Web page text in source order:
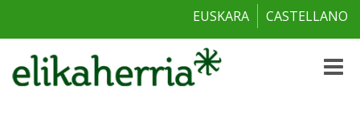
EUSKARA CASTELLANO
Toggle